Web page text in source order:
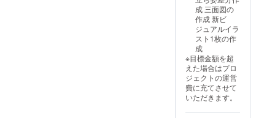
れが
あった
場合実
施出来
ない可
能性が
ありま
す ❏オ
リジナ
ルアク
リルス
タンド
してい
る動画
をご確
認くだ
さい ❏
う or お
やすみ
ボイス
(個人名
あり)の
提供 ※
る動画
をご確
認くだ
さい ❏
オリジ
クリル
キーホ
ルダー
2種類 ※
サイズ
は、片
載出来
ない可
能性が
ありま
す ❏お
ド＋購
入/コー
ス順に
手書き
でNo.を
記載し
成 三面図の
作成 新ビ
ジュアルイラ
スト1枚の作
成
※目標金額を超
えた場合はプロ
ジェクトの運営
費に充てさせて
いただきます。